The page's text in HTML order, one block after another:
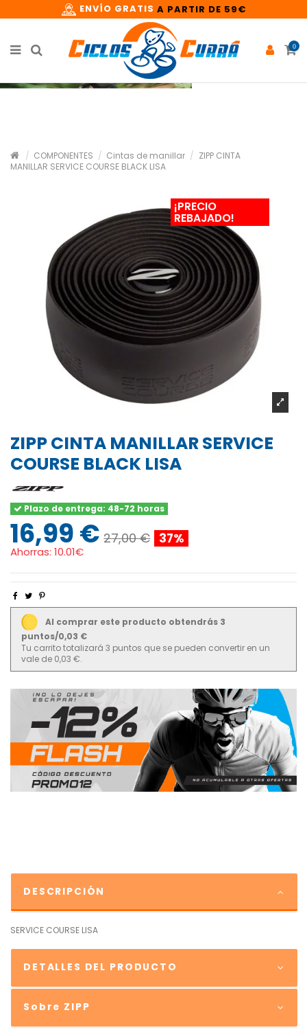
ENVÍO GRATIS A PARTIR DE 59€
0
COMPONENTES Cintas de manillar
ZIPP CINTA
MANILLAR SERVICE COURSE BLACK LISA
¡PRECIO
REBAJADO!
ZIPP CINTA MANILLAR SERVICE
COURSE BLACK LISA
Plazo de entrega: 48-72 horas
16,99 € 27,00 € 37%
Ahorras: 10.01€
Al comprar este producto obtendrás 3
puntos/0,03 €
Tu carrito totalizará 3 puntos que se pueden convertir en un
vale de 0,03 €.
DESCRIPCIÓN
SERVICE COURSE LISA
DETALLES DEL PRODUCTO
Sobre ZIPP